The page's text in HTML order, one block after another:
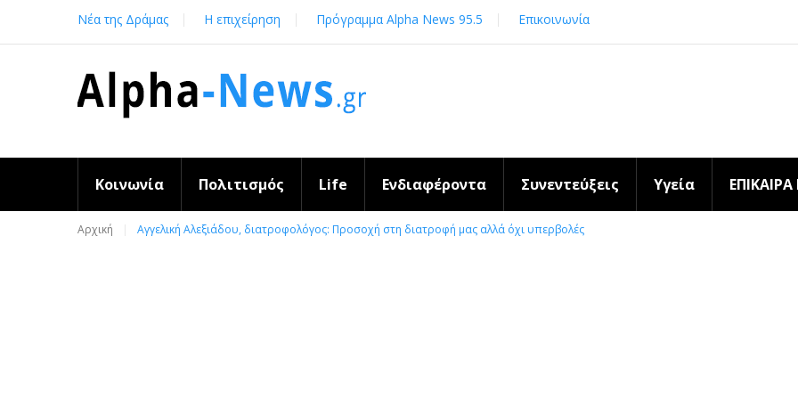
content
Νέα της Δράμας Η επιχείρηση Πρόγραμμα Alpha News 95.5 Επικοινωνία
Κοινωνία Πολιτισμός Life Ενδιαφέροντα Συνεντεύξεις Υγεία
Αρχική Αγγελική Αλεξιάδου, διατροφολόγος: Προσοχή στη διατροφή μας αλλά όχι υπερβολές